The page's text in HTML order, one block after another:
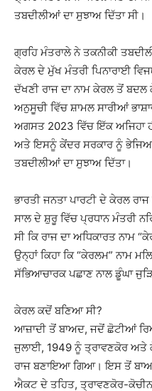
ਤਬਦੀਲੀਆਂ ਦਾ ਸੁਝਾਅ ਦਿੱਤਾ ਸੀ।
ਗ੍ਰਹਿ ਮੰਤਰਾਲੇ ਨੇ ਤਕਨੀਕੀ
ਕੇਰਲ ਦੇ ਮੁੱਖ ਮੰਤਰੀ ਪਿਨਾਰਾਈ
ਦੱਖਣੀ ਰਾਜ ਦਾ ਨਾਮ ਕੇਰਲ ਤੋਂ
ਅਨੁਸੂਚੀ ਵਿੱਚ ਸ਼ਾਮਲ ਸਾਰੀਆਂ
ਅਗਸਤ 2023 ਵਿੱਚ ਇੱਕ ਅਜਿਹਾ
ਅਤੇ ਇਸਨੂੰ ਕੇਂਦਰ ਸਰਕਾਰ ਨੂੰ
ਤਬਦੀਲੀਆਂ ਦਾ ਸੁਝਾਅ ਦਿੱਤਾ।
ਭਾਰਤੀ ਜਨਤਾ ਪਾਰਟੀ ਦੇ ਕੇਰਲ
ਸਾਲ ਦੇ ਸ਼ੁਰੂ ਵਿੱਚ ਪ੍ਰਧਾਨ ਮੰਤਰੀ
ਸੀ ਕਿ ਰਾਜ ਦਾ ਅਧਿਕਾਰਤ ਨਾਮ
ਉਨ੍ਹਾਂ ਕਿਹਾ ਕਿ “ਕੇਰਲਮ” ਨਾਮ
ਸੱਭਿਆਚਾਰਕ ਪਛਾਣ ਨਾਲ ਡੂੰਘਾ
ਕੇਰਲ ਕਦੋਂ ਬਣਿਆ ਸੀ?
ਆਜ਼ਾਦੀ ਤੋਂ ਬਾਅਦ, ਜਦੋਂ ਛੋਟੀਆਂ
ਜੁਲਾਈ, 1949 ਨੂੰ ਤ੍ਰਾਵਣਕੋਰ ਅਤੇ
ਰਾਜ ਬਣਾਇਆ ਗਿਆ। ਇਸ ਤੋਂ
ਐਕਟ ਦੇ ਤਹਿਤ, ਤ੍ਰਾਵਣਕੋਰ-ਕੋਚੀਨ